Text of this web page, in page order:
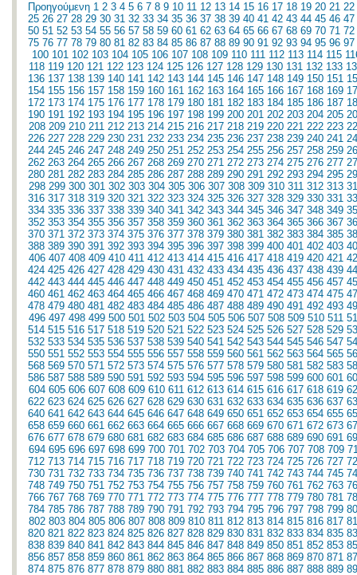
Προηγούμενη 1 2 3 4 5 6 7 8 9 10 11 12 13 14 15 16 17 18 19 20 21 22
25 26 27 28 29 30 31 32 33 34 35 36 37 38 39 40 41 42 43 44 45 46 47
50 51 52 53 54 55 56 57 58 59 60 61 62 63 64 65 66 67 68 69 70 71 72
75 76 77 78 79 80 81 82 83 84 85 86 87 88 89 90 91 92 93 94 95 96 97
100 101 102 103 104 105 106 107 108 109 110 111 112 113 114 115
118 119 120 121 122 123 124 125 126 127 128 129 130 131 132 133
136 137 138 139 140 141 142 143 144 145 146 147 148 149 150 151
154 155 156 157 158 159 160 161 162 163 164 165 166 167 168 169
172 173 174 175 176 177 178 179 180 181 182 183 184 185 186 187
190 191 192 193 194 195 196 197 198 199 200 201 202 203 204 205
208 209 210 211 212 213 214 215 216 217 218 219 220 221 222 223
226 227 228 229 230 231 232 233 234 235 236 237 238 239 240 241
244 245 246 247 248 249 250 251 252 253 254 255 256 257 258 259
262 263 264 265 266 267 268 269 270 271 272 273 274 275 276 277
280 281 282 283 284 285 286 287 288 289 290 291 292 293 294 295
298 299 300 301 302 303 304 305 306 307 308 309 310 311 312 313
316 317 318 319 320 321 322 323 324 325 326 327 328 329 330 331
334 335 336 337 338 339 340 341 342 343 344 345 346 347 348 349
352 353 354 355 356 357 358 359 360 361 362 363 364 365 366 367
370 371 372 373 374 375 376 377 378 379 380 381 382 383 384 385
388 389 390 391 392 393 394 395 396 397 398 399 400 401 402 403
406 407 408 409 410 411 412 413 414 415 416 417 418 419 420 421
424 425 426 427 428 429 430 431 432 433 434 435 436 437 438 439
442 443 444 445 446 447 448 449 450 451 452 453 454 455 456 457
460 461 462 463 464 465 466 467 468 469 470 471 472 473 474 475
478 479 480 481 482 483 484 485 486 487 488 489 490 491 492 493
496 497 498 499 500 501 502 503 504 505 506 507 508 509 510 511
514 515 516 517 518 519 520 521 522 523 524 525 526 527 528 529
532 533 534 535 536 537 538 539 540 541 542 543 544 545 546 547
550 551 552 553 554 555 556 557 558 559 560 561 562 563 564 565
568 569 570 571 572 573 574 575 576 577 578 579 580 581 582 583
586 587 588 589 590 591 592 593 594 595 596 597 598 599 600 601
604 605 606 607 608 609 610 611 612 613 614 615 616 617 618 619
622 623 624 625 626 627 628 629 630 631 632 633 634 635 636 637
640 641 642 643 644 645 646 647 648 649 650 651 652 653 654 655
658 659 660 661 662 663 664 665 666 667 668 669 670 671 672 673
676 677 678 679 680 681 682 683 684 685 686 687 688 689 690 691
694 695 696 697 698 699 700 701 702 703 704 705 706 707 708 709
712 713 714 715 716 717 718 719 720 721 722 723 724 725 726 727
730 731 732 733 734 735 736 737 738 739 740 741 742 743 744 745
748 749 750 751 752 753 754 755 756 757 758 759 760 761 762 763
766 767 768 769 770 771 772 773 774 775 776 777 778 779 780 781
784 785 786 787 788 789 790 791 792 793 794 795 796 797 798 799
802 803 804 805 806 807 808 809 810 811 812 813 814 815 816 817
820 821 822 823 824 825 826 827 828 829 830 831 832 833 834 835
838 839 840 841 842 843 844 845 846 847 848 849 850 851 852 853
856 857 858 859 860 861 862 863 864 865 866 867 868 869 870 871
874 875 876 877 878 879 880 881 882 883 884 885 886 887 888 889